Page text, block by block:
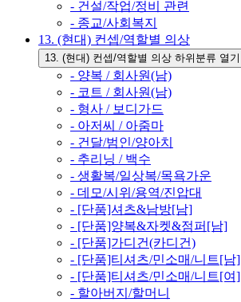
- 건설/작업/정비 관련
- 종교/사회복지
13. (현대) 컨셉/역할별 의상
13. (현대) 컨셉/역할별 의상 하위분류 열기
- 양복 / 회사원(남)
- 코트 / 회사원(남)
- 형사 / 보디가드
- 아저씨 / 아줌마
- 건달/범인/양아치
- 추리닝 / 백수
- 생활복/일상복/목욕가운
- 데모/시위/용역/진압대
- [단품]셔츠&남방[남]
- [단품]양복&자켓&점퍼[남]
- [단품]가디건(카디건)
- [단품]티셔츠/민소매/니트[남]
- [단품]티셔츠/민소매/니트[여]
- 할아버지/할머니